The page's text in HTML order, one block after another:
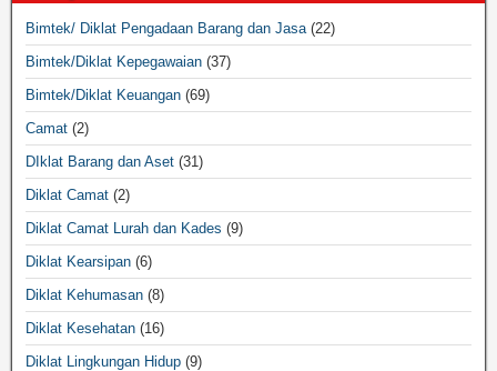
Bimtek/ Diklat Pengadaan Barang dan Jasa(22)
Bimtek/Diklat Kepegawaian (37)
Bimtek/Diklat Keuangan (69)
Camat (2)
DIklat Barang dan Aset (31)
Diklat Camat (2)
Diklat Camat Lurah dan Kades (9)
Diklat Kearsipan (6)
Diklat Kehumasan (8)
Diklat Kesehatan (16)
Diklat Lingkungan Hidup (9)